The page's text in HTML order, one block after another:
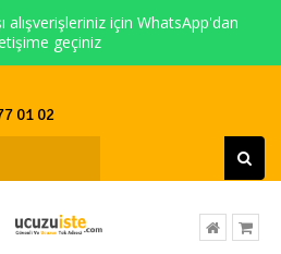
alışverişleriniz için WhatsApp'dan
geçiniz
01 02